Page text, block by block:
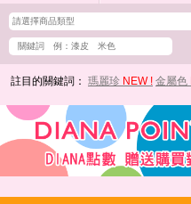
註目的關鍵詞： 瑪麗珍 NEW ! 金屬色